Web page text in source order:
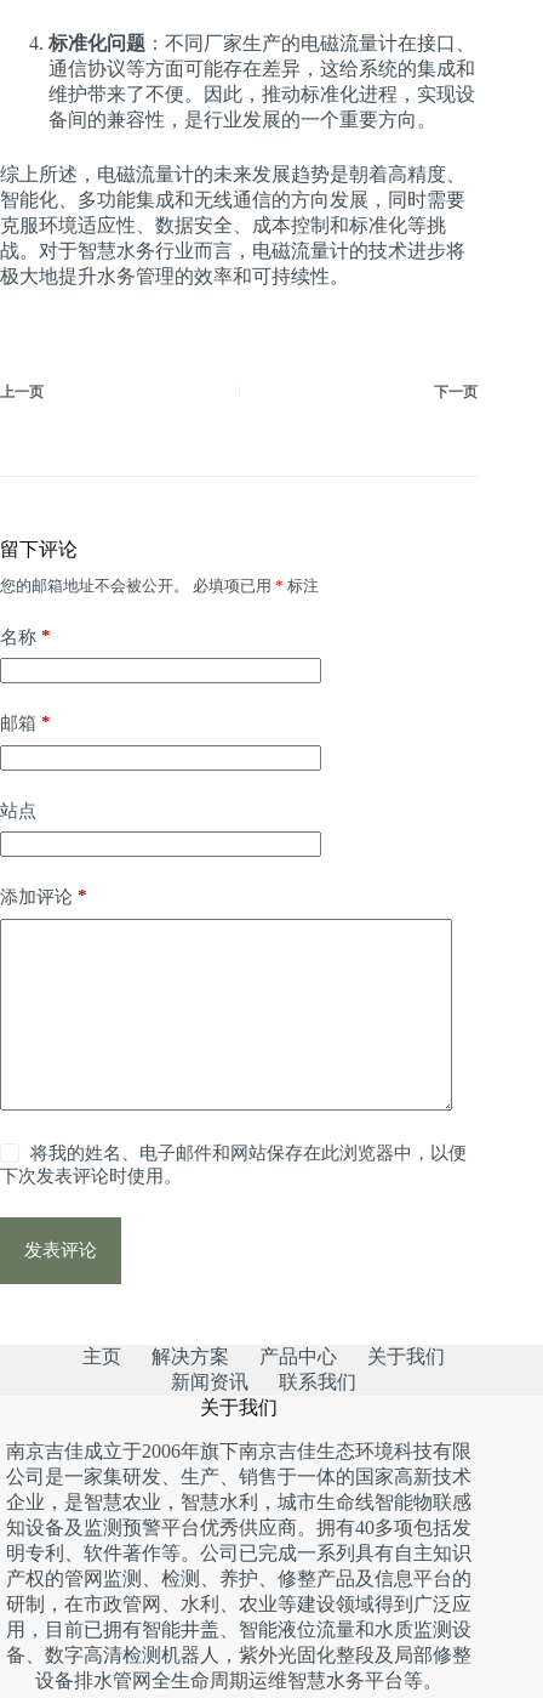
标准化问题 ：不同厂家生产的电磁流量计在接口、
通信协议等方面可能存在差异，这给系统的集成和
维护带来了不便。因此，推动标准化进程，实现设
备间的兼容性，是行业发展的一个重要方向。
综上所述，电磁流量计的未来发展趋势是朝着高精度、
智能化、多功能集成和无线通信的方向发展，同时需要
克服环境适应性、数据安全、成本控制和标准化等挑
战。对于智慧水务行业而言，电磁流量计的技术进步将
极大地提升水务管理的效率和可持续性。
上一页 下一页
留下评论
您的邮箱地址不会被公开。 必填项已用 * 标注
名称 *
邮箱 *
站点
添加评论 *
将我的姓名、电子邮件和网站保存在此浏览器中，以便
下次发表评论时使用。
发表评论
主页 解决方案 产品中心
关于我们
新闻资讯
联系我们
关于我们
南京吉佳成立于2006年旗下南京吉佳生态环境科技有限
公司是一家集研发、生产、销售于一体的国家高新技术
企业，是智慧农业，智慧水利，城市生命线智能物联感
知设备及监测预警平台优秀供应商。拥有40多项包括发
明专利、软件著作等。公司已完成一系列具有自主知识
产权的管网监测、检测、养护、修整产品及信息平台的
研制，在市政管网、水利、农业等建设领域得到广泛应
用，目前已拥有智能井盖、智能液位流量和水质监测设
备、数字高清检测机器人，紫外光固化整段及局部修整
设备排水管网全生命周期运维智慧水务平台等。